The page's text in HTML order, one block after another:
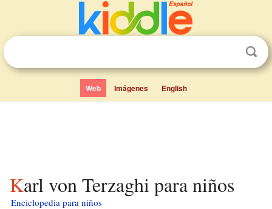
Web Imágenes English
Karl von Terzaghi para niños
Enciclopedia para niños